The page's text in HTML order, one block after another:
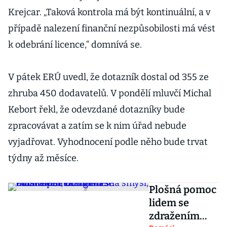
Krejcar. „Taková kontrola má být kontinuální, a v
případě nalezení finanční nezpůsobilosti má vést
k odebrání licence,“ domnívá se.
V pátek ERÚ uvedl, že dotazník dostal od 355 ze
zhruba 450 dodavatelů. V pondělí mluvčí Michal
Kebort řekl, že odevzdané dotazníky bude
zpracovávat a zatím se k nim úřad nebude
vyjadřovat. Vyhodnocení podle něho bude trvat
týdny až měsíce.
Plošná pomoc
lidem se
zdražením